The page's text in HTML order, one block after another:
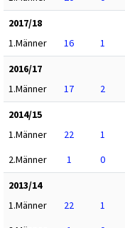
2017/18
1.Männer
16 1
2016/17
1.Männer
17 2
2014/15
1.Männer
22 1
2.Männer
1 0
2013/14
1.Männer
22 1